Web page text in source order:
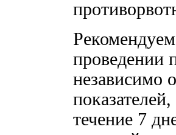
проведении
независимо
течение 7